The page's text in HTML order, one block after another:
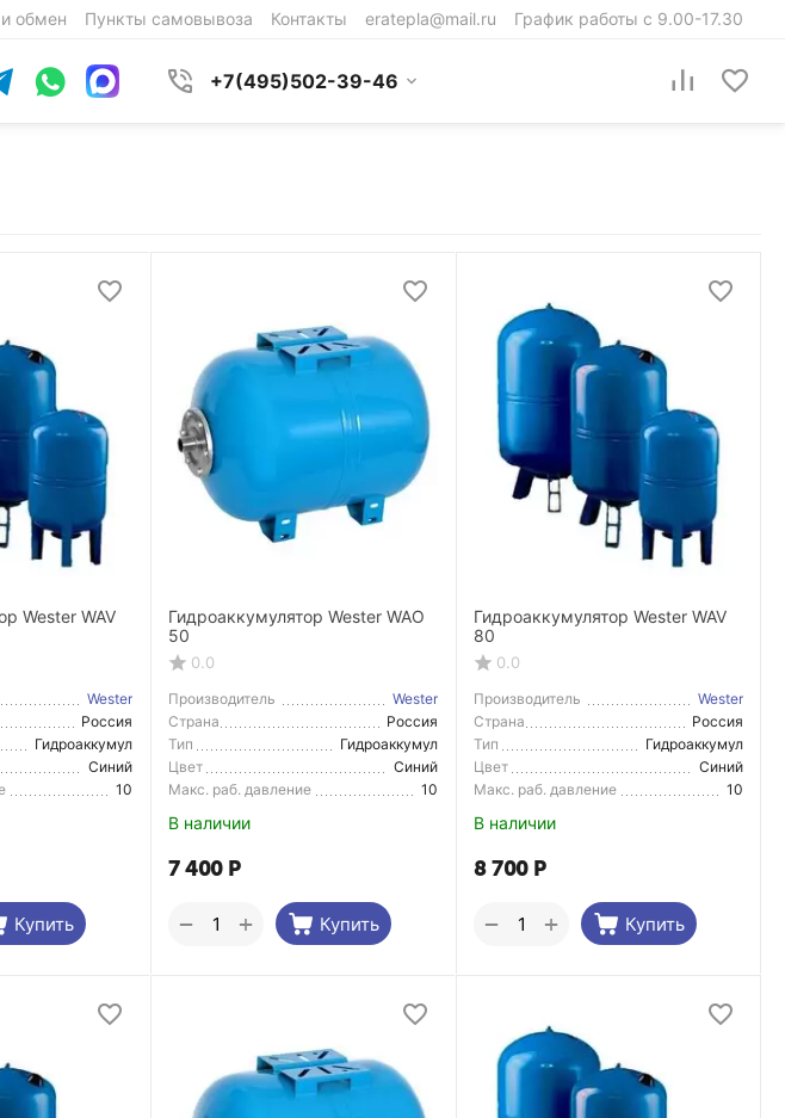
обмен Пункты самовывоза Контакты eratepla@mail.ru График работы с 9.00-17.30
+7(495)502-39-46
Wester WAV
Wester
Россия
Гидроаккумул
ятор
Синий
10
Купить
Гидроаккумулятор Wester WAO
50
0.0
Производитель
Wester
Страна
Производитель
Россия
Тип
Гидроаккумул
ятор
Цвет
Синий
Макс. раб. давление
10
В наличии
7 400 Р
Купить
+
−
Гидроаккумулятор Wester WAV
80
0.0
Производитель
Wester
Страна
Производитель
Россия
Тип
Гидроаккумул
ятор
Цвет
Синий
Макс. раб. давление
10
В наличии
8 700 Р
Купить
+
−